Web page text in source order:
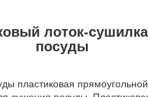
лоток-
посуды
пластиковая